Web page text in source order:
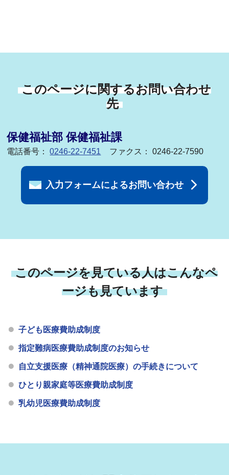
このページに関するお問い合わせ
先
保健福祉部 保健福祉課
電話番号：0246-22-7451 ファクス： 0246-22-7590
入力フォームによるお問い合わせ
このページを見ている人はこんなペ
ージも見ています
子ども医療費助成制度
指定難病医療費助成制度のお知らせ
自立支援医療（精神通院医療）の手続きについて
ひとり親家庭等医療費助成制度
乳幼児医療費助成制度